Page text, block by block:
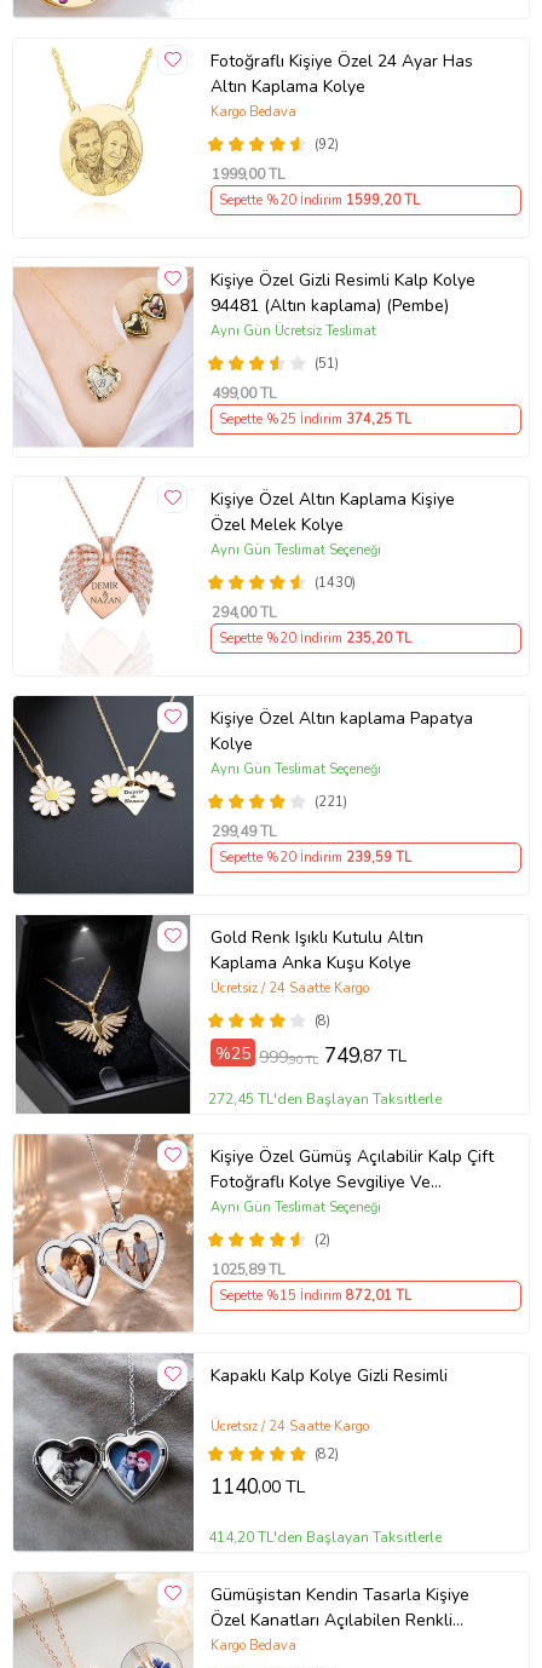
Fotoğraflı Kişiye Özel 24 Ayar Has
Altın Kaplama Kolye
(92)
Kargo Bedava
1999,00 TL
Sepette %20 İndirim 1599,20 TL
Kişiye Özel Gizli Resimli Kalp Kolye
94481 (Altın kaplama) (Pembe)
(51)
Aynı Gün Ücretsiz Teslimat
499,00 TL
Sepette %25 İndirim 374,25 TL
Kişiye Özel Altın Kaplama Kişiye
Özel Melek Kolye
(1430)
Aynı Gün Teslimat Seçeneği
294,00 TL
Sepette %20 İndirim 235,20 TL
Kişiye Özel Altın kaplama Papatya
Kolye
(221)
Aynı Gün Teslimat Seçeneği
299,49 TL
Sepette %20 İndirim 239,59 TL
Gold Renk Işıklı Kutulu Altın
Kaplama Anka Kuşu Kolye
(8)
Ücretsiz / 24 Saatte Kargo
%25 999,90 TL 749,87 TL
272,45 TL'den Başlayan Taksitlerle
Kişiye Özel Gümüş Açılabilir Kalp Çift
Fotoğraflı Kolye Sevgiliye Ve
Annelere Özel Gümüş Kolye Kutulu
Kalpli Anı Kolyesi Gümüş
(2)
Aynı Gün Teslimat Seçeneği
1025,89 TL
Sepette %15 İndirim 872,01 TL
Kapaklı Kalp Kolye Gizli Resimli
(82)
Ücretsiz / 24 Saatte Kargo
1140,00 TL
414,20 TL'den Başlayan Taksitlerle
Gümüşistan Kendin Tasarla Kişiye
Özel Kanatları Açılabilen Renkli
Mineli Kadın Kelebek Kolye (Lacivert)
Kargo Bedava